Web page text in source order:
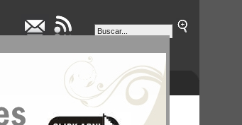
BOLETINES NEGOCIOS